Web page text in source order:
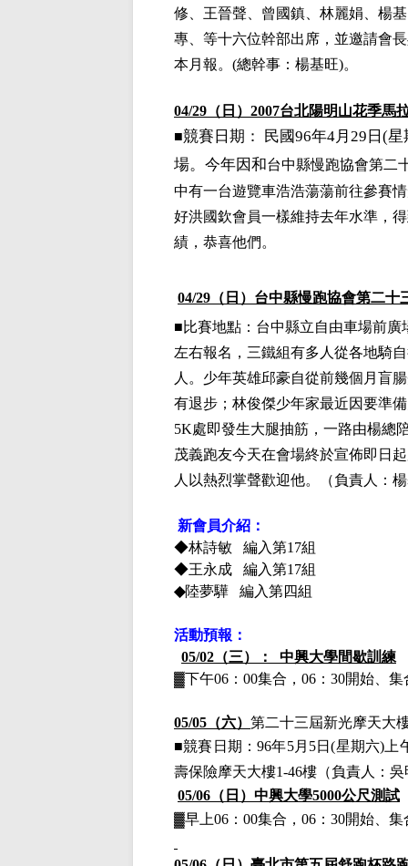
修、王晉聲、曾國鎮、林麗娟、 楊
專、等十六位幹部出席，並邀請會
本月報。 (總幹事：楊基旺)。
04/29（日） 2007台北陽明山花季馬
■競賽日期： 民國96年4月 29 日 (星
場。今年因和台中縣慢跑協會第二
中有一台遊覽車浩浩蕩蕩前往參賽
好洪國欽會員一樣維持去年水準，
績，恭喜他們。
04/29 （日） 台中縣慢跑協會第二十
■比賽地點：台中縣立自由車場前
左右報名，三鐵組有多人從各地騎
人。少年英雄邱豪自從前幾個月盲
有退步；林俊傑少年家最近因要準
5K處即發生大腿抽筋，一路由楊總
茂義跑友今天在會場終於宣佈即日
人以熱烈掌聲歡迎他。
（負責人：
新會員介紹：
◆林詩敏 編入第17組
◆王永成
編入第17組
◆陸夢驊 編入第四組
活動預報：
05/02（三）： 中興大學間歇訓練
▓下午06：00集合，06：30開始、
05/05（六） 第二十三屆新光摩天大
■競賽日期：96年5月5日(星期六)上
壽保險摩天大樓1-46樓 （負責人：
05/06（日） 中興大學5000公尺測試
▓早上06：00集合，06：30開始、